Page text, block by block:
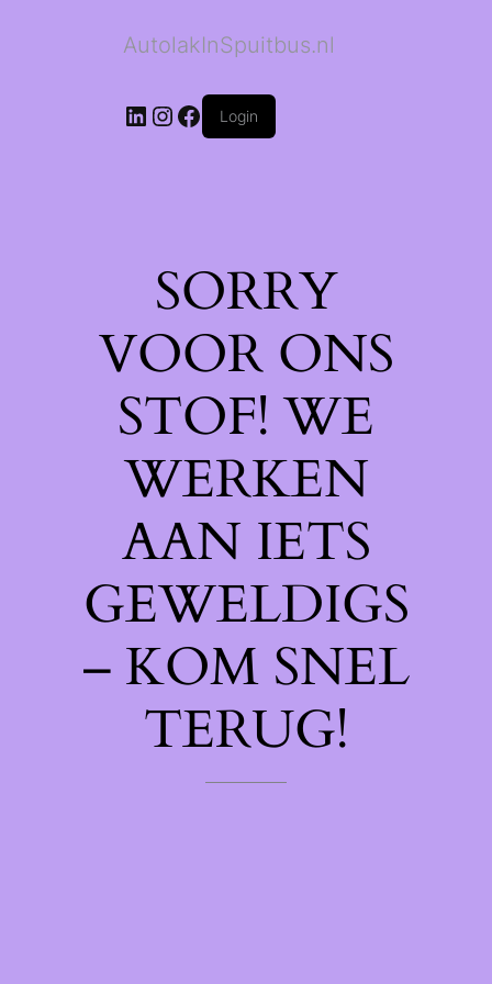
AutolakInSpuitbus.nl
LinkedIn
Instagram
Facebook
Login
SORRY
VOOR ONS
STOF! WE
WERKEN
AAN IETS
GEWELDIGS
– KOM SNEL
TERUG!